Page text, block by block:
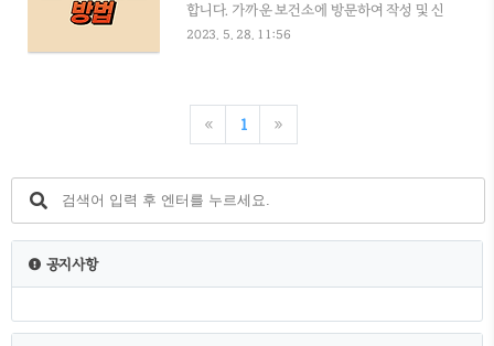
합니다. 가까운 보건소에 방문하여 작성 및 신
분증 제시 후 검사를 실시하며, 결과 판정까지
아보겠습니다. e보건소에서 보건증 발급 방법
https://www.e-health.go.kr/ 홈페이지 접
릭 본인확인 간편인증 카카오톡이 가장 간단합
급 후 1년 유효기..
2023. 5. 28. 11:56
« 1 »
공지사항